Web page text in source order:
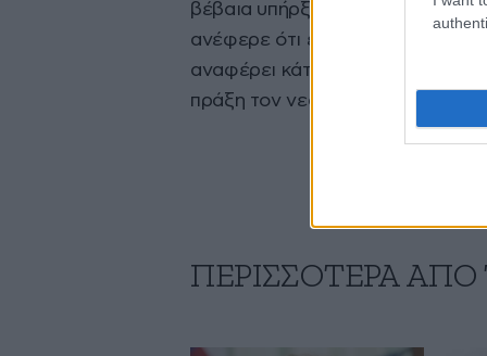
βέβαια υπήρξε κάποια
ανέφερε ότι έχει στα χέρια της
αναφέρει κάτι περισσότερο για
πράξη τον νεαρό υπάλληλο.
ΠΕΡΙΣΣΟΤΕΡΑ